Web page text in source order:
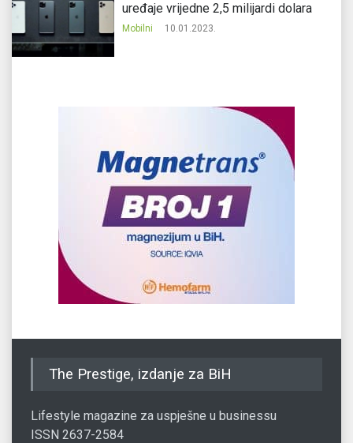
uređaje vrijedne 2,5 milijardi dolara
Mobilni 10.01.2023.
The Prestige, izdanje za BiH
Lifestyle magazine za uspješne u businessu
ISSN 2637-2584